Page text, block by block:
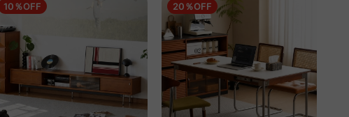
10％OFF 20％OFF